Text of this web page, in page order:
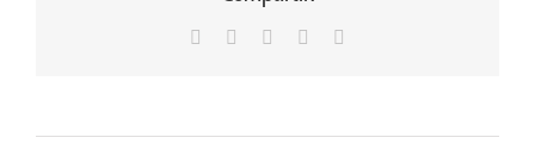
WhatsAppLinkedInFacebook